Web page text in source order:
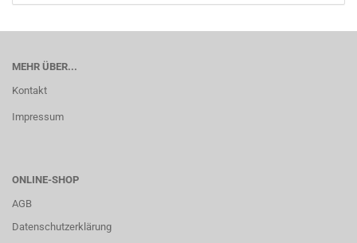
MEHR ÜBER...
Kontakt
Impressum
ONLINE-SHOP
AGB
Datenschutzerklärung